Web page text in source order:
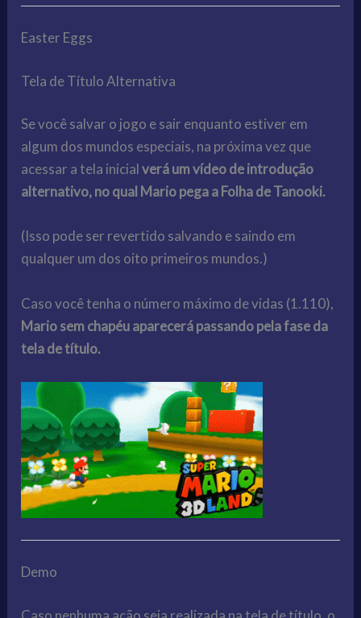
Easter Eggs
Tela de Título Alternativa
Se você salvar o jogo e sair enquanto estiver em
algum dos mundos especiais, na próxima vez que
acessar a tela inicialverá um vídeo de introdução
alternativo, no qual Mario pega a Folha de Tanooki.
(Isso pode ser revertido salvando e saindo em
qualquer um dos oito primeiros mundos.)
Caso você tenha o número máximo de vidas (1.110),
Mario sem chapéu aparecerá passando pela fase da
tela de título.
Demo